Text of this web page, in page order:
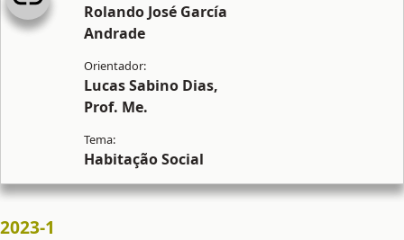
Rolando José García
Andrade
Lucas Sabino Dias,
Prof. Me.
Habitação Social
2023-1